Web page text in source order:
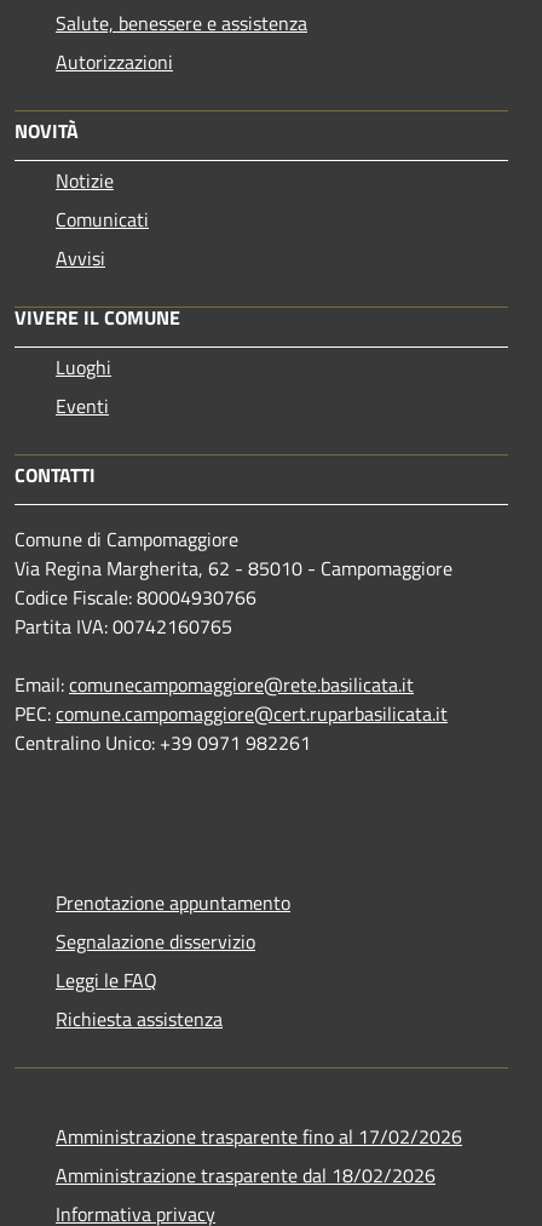
Salute, benessere e assistenza
Autorizzazioni
NOVITÀ
Notizie
Comunicati
Avvisi
VIVERE IL COMUNE
Luoghi
Eventi
CONTATTI
Comune di Campomaggiore
Via Regina Margherita, 62 - 85010 - Campomaggiore
Codice Fiscale: 80004930766
Partita IVA: 00742160765
Email:comunecampomaggiore@rete.basilicata.it
PEC:comune.campomaggiore@cert.ruparbasilicata.it
Centralino Unico: +39 0971 982261
Prenotazione appuntamento
Segnalazione disservizio
Leggi le FAQ
Richiesta assistenza
Amministrazione trasparente fino al 17/02/2026
Amministrazione trasparente dal 18/02/2026
Informativa privacy